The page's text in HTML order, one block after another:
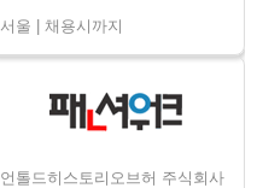
서울 | 채용시까지
언톨드히스토리오브허 주식회사